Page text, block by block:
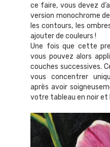
ce faire, vous devez
version monochrome
les contours, les
ajouter de couleurs !
Une fois que cette
vous pouvez alors
couches successives.
vous concentrer
après avoir
votre tableau en noir et